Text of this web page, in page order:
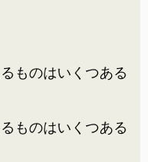
ものはいくつある
ものはいくつある